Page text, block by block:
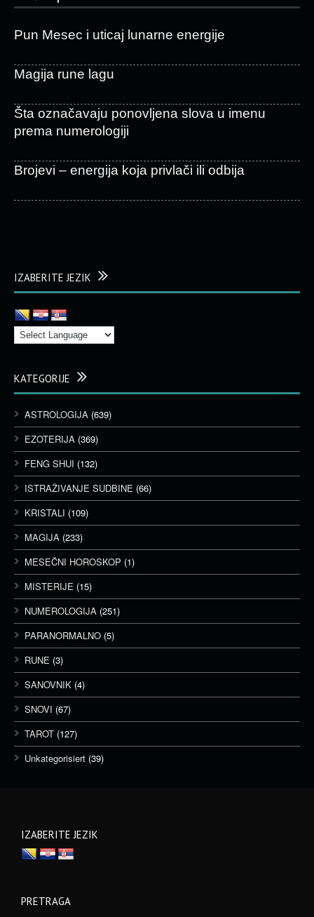
Pun Mesec i uticaj lunarne energije
Magija rune lagu
Šta označavaju ponovljena slova u imenu
prema numerologiji
Brojevi – energija koja privlači ili odbija
IZABERITE JEZIK
KATEGORIJE
ASTROLOGIJA (639)
EZOTERIJA (369)
FENG SHUI (132)
ISTRAŽIVANJE SUDBINE (66)
KRISTALI (109)
MAGIJA (233)
MESEČNI HOROSKOP (1)
MISTERIJE (15)
NUMEROLOGIJA (251)
PARANORMALNO (5)
RUNE (3)
SANOVNIK (4)
SNOVI (67)
TAROT (127)
Unkategorisiert (39)
IZABERITE JEZIK
PRETRAGA